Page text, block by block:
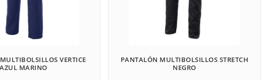
VERTICE
AZUL MARINO
PANTALÓN MULTIBOLSILLOS STRETCH
NEGRO